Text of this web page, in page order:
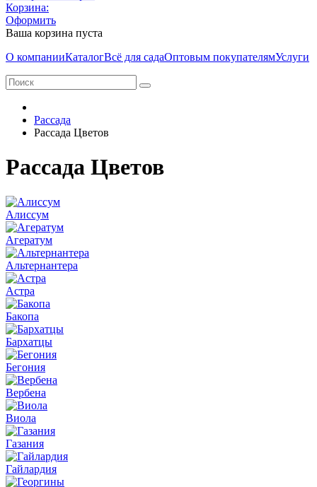
Корзина:
Оформить
Ваша корзина пуста
О компанииКаталогВсё для садаОптовым покупателямУслуги
Рассада
Рассада Цветов
Рассада Цветов
Алиссум
Агератум
Альтернантера
Астра
Бакопа
Бархатцы
Бегония
Вербена
Виола
Газания
Гайлардия